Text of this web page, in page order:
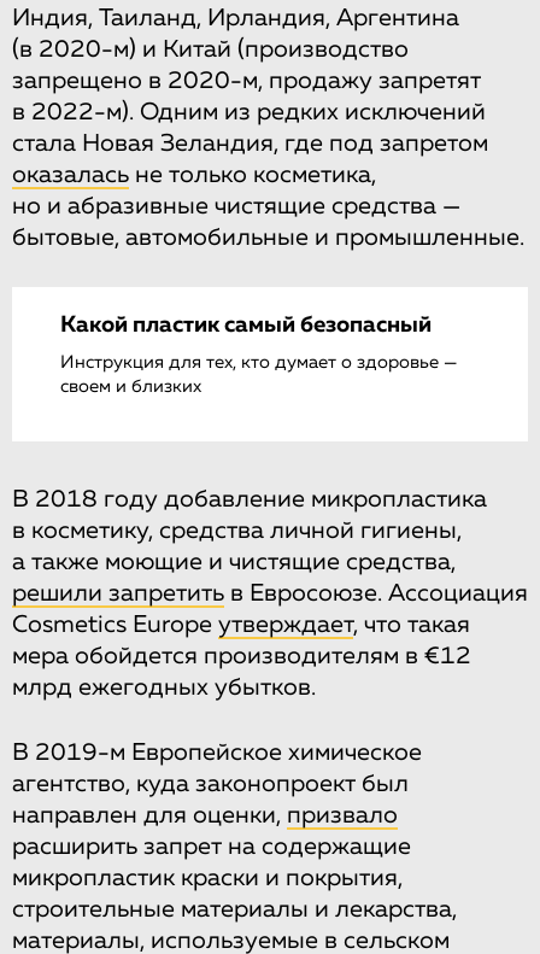
Индия, Таиланд, Ирландия, Аргентина
(в 2020-м) и Китай (производство
запрещено в 2020-м, продажу запретят
в 2022-м). Одним из редких исключений
стала Новая Зеландия, где под запретом
оказалась не только косметика,
но и абразивные чистящие средства —
бытовые, автомобильные и промышленные.
Какой пластик самый безопасный
Инструкция для тех, кто думает о здоровье —
своем и близких
В 2018 году добавление микропластика
в косметику, средства личной гигиены,
а также моющие и чистящие средства,
решили запретить в Евросоюзе. Ассоциация
Cosmetics Europe утверждает, что такая
мера обойдется производителям в €12
млрд ежегодных убытков.
В 2019-м Европейское химическое
агентство, куда законопроект был
направлен для оценки, призвало
расширить запрет на содержащие
микропластик краски и покрытия,
строительные материалы и лекарства,
материалы, используемые в сельском